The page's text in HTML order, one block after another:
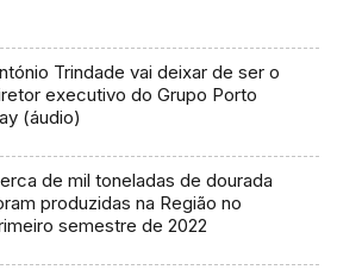
Trindade vai deixar de ser o
executivo do Grupo Porto
(áudio)
de mil toneladas de dourada
produzidas na Região no
semestre de 2022